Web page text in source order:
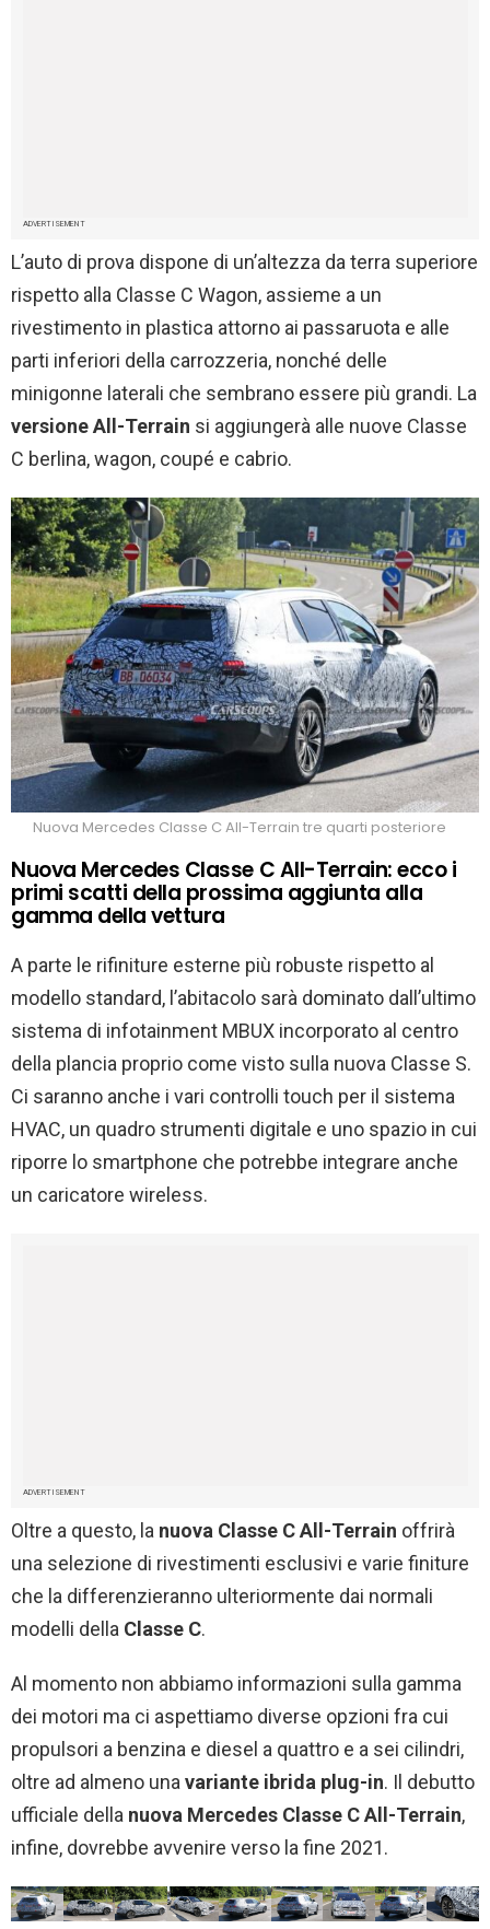
ADVERTISEMENT
L’auto di prova dispone di un’altezza da terra superiore
rispetto alla Classe C Wagon, assieme a un
rivestimento in plastica attorno ai passaruota e alle
parti inferiori della carrozzeria, nonché delle
minigonne laterali che sembrano essere più grandi. La
versione All-Terrain si aggiungerà alle nuove Classe
C berlina, wagon, coupé e cabrio.
Nuova Mercedes Classe C All-Terrain tre quarti posteriore
Nuova Mercedes Classe C All-Terrain: ecco i
primi scatti della prossima aggiunta alla
gamma della vettura
A parte le rifiniture esterne più robuste rispetto al
modello standard, l’abitacolo sarà dominato dall’ultimo
sistema di infotainment MBUX incorporato al centro
della plancia proprio come visto sulla nuova Classe S.
Ci saranno anche i vari controlli touch per il sistema
HVAC, un quadro strumenti digitale e uno spazio in cui
riporre lo smartphone che potrebbe integrare anche
un caricatore wireless.
ADVERTISEMENT
Oltre a questo, la nuova Classe C All-Terrain offrirà
una selezione di rivestimenti esclusivi e varie finiture
che la differenzieranno ulteriormente dai normali
modelli della Classe C.
Al momento non abbiamo informazioni sulla gamma
dei motori ma ci aspettiamo diverse opzioni fra cui
propulsori a benzina e diesel a quattro e a sei cilindri,
oltre ad almeno una variante ibrida plug-in. Il debutto
ufficiale della nuova Mercedes Classe C All-Terrain,
infine, dovrebbe avvenire verso la fine 2021.